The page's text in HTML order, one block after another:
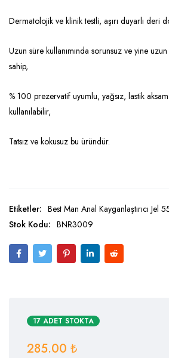
Dermatolojik ve klinik testli, aşırı duyarlı deri
Uzun süre kullanımında sorunsuz ve yine
sahip,
% 100 prezervatif uyumlu, yağsız, lastik
kullanılabilir,
Tatsız ve kokusuz bu üründür.
17 ADET STOKTA
285.00 ₺
Etiketler: Best Man Anal Kayganlaştırıcı Jel
Stok Kodu: BNR3009